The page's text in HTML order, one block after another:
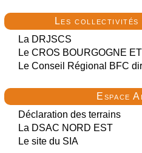
Les
La DRJSCS
Le CROS BOURGOGNE
Le Conseil Régional BFC
Espace
Déclaration des terrains
La DSAC NORD EST
Le site du SIA